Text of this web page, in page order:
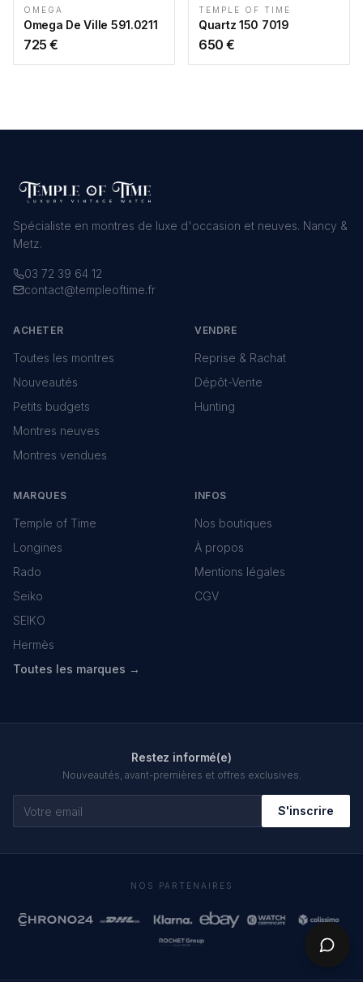
OMEGA
Omega De Ville 591.0211
725 €
TEMPLE OF TIME
Quartz 150 7019
650 €
Spécialiste en montres de luxe d'occasion et neuves. Nancy &
Metz.
03 72 39 64 12
contact@templeoftime.fr
ACHETER
Toutes les montres
Nouveautés
Petits budgets
Montres neuves
Montres vendues
VENDRE
Reprise & Rachat
Dépôt-Vente
Hunting
MARQUES
Temple of Time
Longines
Rado
Seiko
SEIKO
Hermès
Toutes les marques →
INFOS
Nos boutiques
À propos
Mentions légales
CGV
Restez informé(e)
Nouveautés, avant-premières et offres exclusives.
S'inscrire
NOS PARTENAIRES